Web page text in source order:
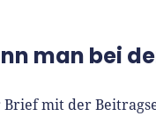
man bei
Brief mit der